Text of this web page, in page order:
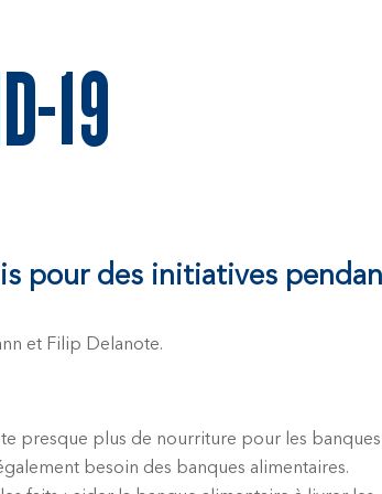
19
pour des initiatives
et Filip Delanote.
presque plus de nourriture pour les banques
besoin des banques alimentaires.